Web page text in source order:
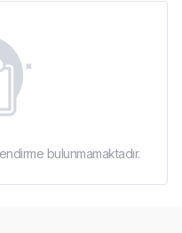
bulunmamaktadır.